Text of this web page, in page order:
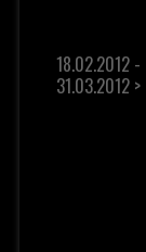
18.02.2012 -
31.03.2012 >